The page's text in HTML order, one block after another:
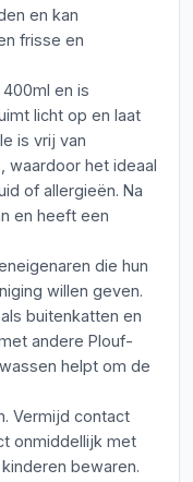
en kan
frisse en
en is
licht op en laat
is vrij van
waardoor het ideaal
of allergieën. Na
en heeft een
die hun
willen geven.
buitenkatten en
andere Plouf-
helpt om de
Vermijd contact
onmiddellijk met
bewaren.